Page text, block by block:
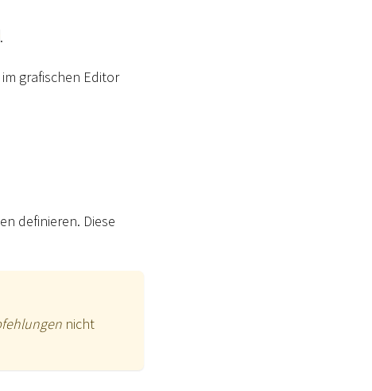
.
grafischen Editor
definieren. Diese
nicht